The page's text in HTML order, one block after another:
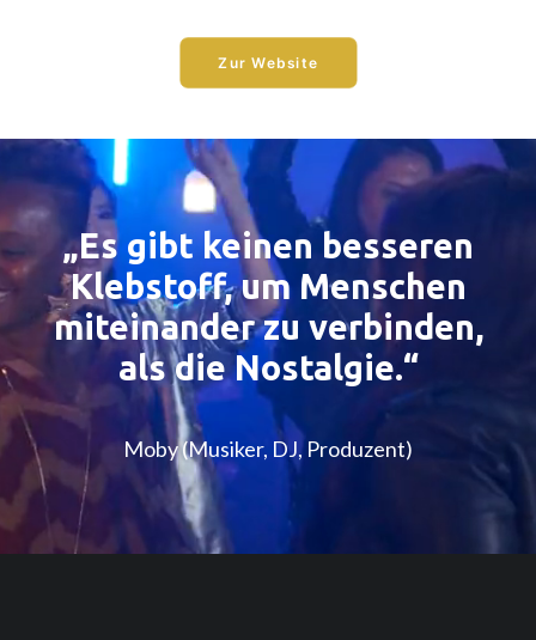
Zur Website
„Es gibt keinen besseren
Klebstoff, um Menschen
miteinander zu verbinden,
als die Nostalgie.“
Moby (Musiker, DJ, Produzent)